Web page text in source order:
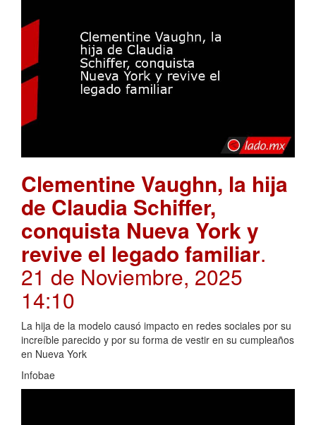
Clementine Vaughn, la hija
de Claudia Schiffer,
conquista Nueva York y
revive el legado familiar.
21 de Noviembre, 2025
14:10
La hija de la modelo causó impacto en redes sociales por su
increíble parecido y por su forma de vestir en su cumpleaños
en Nueva York
Infobae